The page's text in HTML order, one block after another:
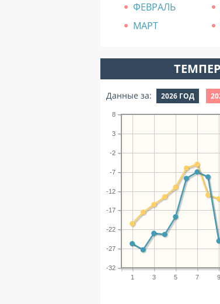
ФЕВРАЛЬ
МАРТ
Данные за: 2026 ГОД
1 3 5 7 9
-32
-27
-22
-17
-12
-7
-2
3
8